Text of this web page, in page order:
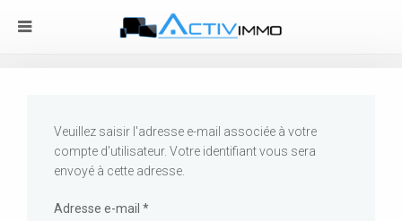
Veuillez saisir l'adresse e-mail associée à votre
compte d'utilisateur. Votre identifiant vous sera
envoyé à cette adresse.
Adresse e-mail *